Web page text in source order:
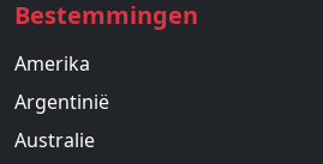
Bestemmingen
Amerika
Argentinië
Australie